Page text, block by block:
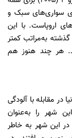
یورو 5 (۲۰۰۸) و یورو 6 (2014) برای سواری‌های سبک و
اروپاست. با این
به‌مراتب کمتر
هر چند هنوز هم
در مقابله با آلودگی
سازمان ملل این شهر را به‌عنوان
این شهر به خاطر